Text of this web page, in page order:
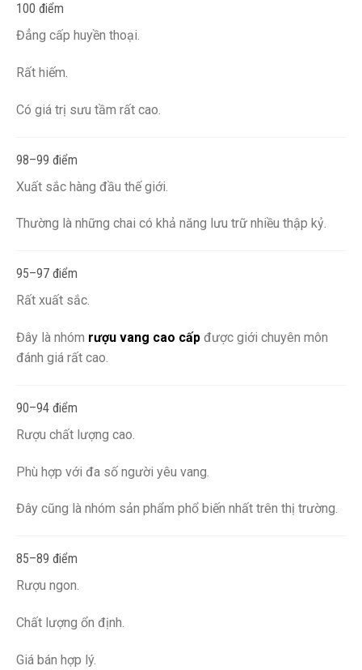
100 điểm
Đẳng cấp huyền thoại.
Rất hiếm.
Có giá trị sưu tầm rất cao.
98–99 điểm
Xuất sắc hàng đầu thế giới.
Thường là những chai có khả năng lưu trữ nhiều thập kỷ.
95–97 điểm
Rất xuất sắc.
Đây là nhóm rượu vang cao cấp được giới chuyên môn
đánh giá rất cao.
90–94 điểm
Rượu chất lượng cao.
Phù hợp với đa số người yêu vang.
Đây cũng là nhóm sản phẩm phổ biến nhất trên thị trường.
85–89 điểm
Rượu ngon.
Chất lượng ổn định.
Giá bán hợp lý.